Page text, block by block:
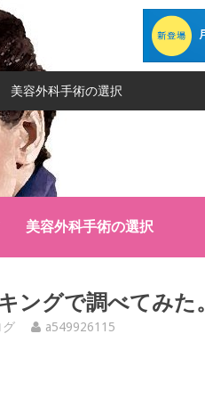
美容外科手術の選択
美容外科手術の選択
ングで調べてみた。
グ a549926115